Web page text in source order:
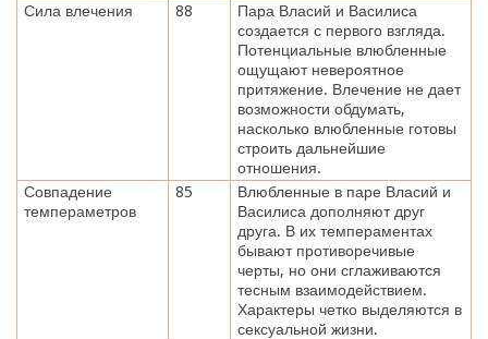
Сила влечения 88
Пара Власий и Василиса
создается с первого взгляда.
Потенциальные влюбленные
ощущают невероятное
притяжение. Влечение не дает
возможности обдумать,
насколько влюбленные готовы
строить дальнейшие
отношения.
Совпадение
темпераметров
85
Влюбленные в паре Власий и
Василиса дополняют друг
друга. В их темпераментах
бывают противоречивые
черты, но они сглаживаются
тесным взаимодействием.
Характеры четко выделяются в
сексуальной жизни.